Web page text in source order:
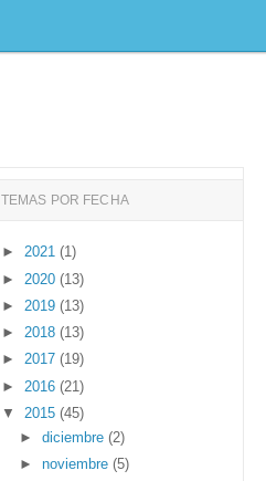
TEMAS POR FECHA
► 2021 (1)
► 2020 (13)
► 2019 (13)
► 2018 (13)
► 2017 (19)
► 2016 (21)
▼ 2015 (45)
► diciembre (2)
► noviembre (5)